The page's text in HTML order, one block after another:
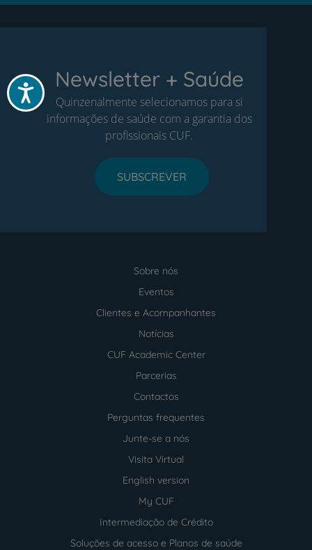
Acessibilidade
Newsletter + Saúde
Quinzenalmente selecionamos para si
informações de saúde com a garantia dos
profissionais CUF.
SUBSCREVER
Sobre nós
Eventos
Clientes e Acompanhantes
Notícias
CUF Academic Center
Parcerias
Contactos
Perguntas frequentes
Junte-se a nós
Visita Virtual
English version
My CUF
Intermediação de Crédito
Soluções de acesso e Planos de saúde